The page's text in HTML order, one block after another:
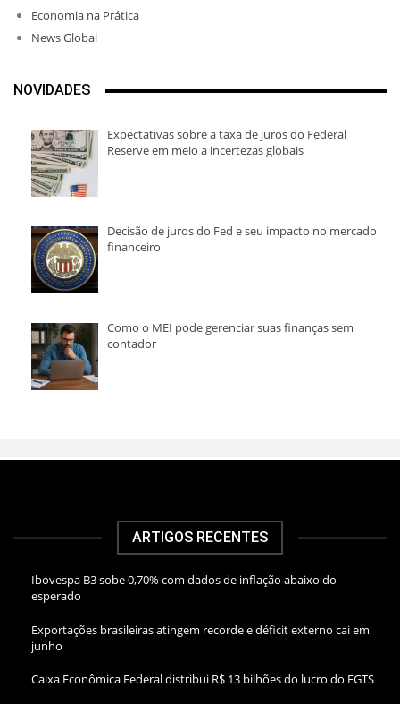
Economia na Prática
News Global
NOVIDADES
Expectativas sobre a taxa de juros do Federal
Reserve em meio a incertezas globais
Decisão de juros do Fed e seu impacto no mercado
financeiro
Como o MEI pode gerenciar suas finanças sem
contador
ARTIGOS RECENTES
Ibovespa B3 sobe 0,70% com dados de inflação abaixo do
esperado
Exportações brasileiras atingem recorde e déficit externo cai em
junho
Caixa Econômica Federal distribui R$ 13 bilhões do lucro do FGTS